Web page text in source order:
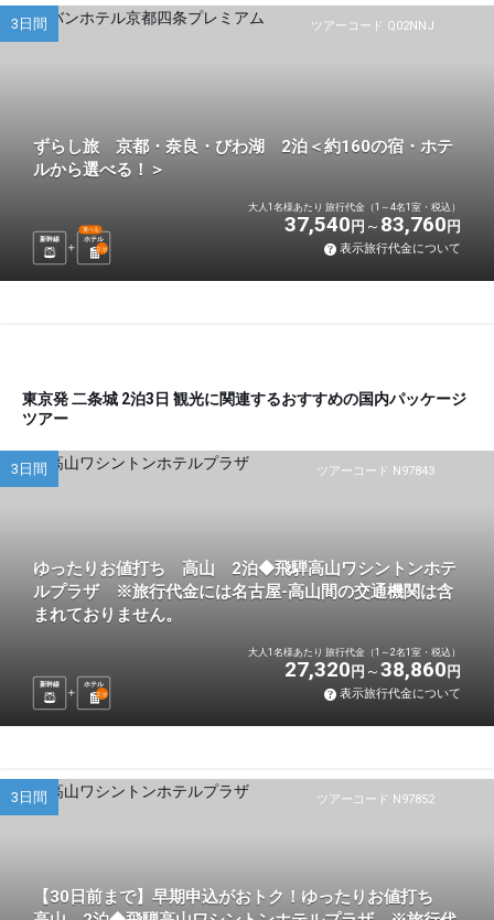
ツアーコード Q02NNJ
3日間
ずらし旅 京都・奈良・びわ湖 2泊＜約160の宿・ホテ
ルから選べる！＞
新幹線 ホテル
選べる
2泊
大人1名様あたり 旅行代金（1～4名1室・税込）
37,540 円 83,760 円
表示旅行代金について
東京発 二条城 2泊3日 観光に関連するおすすめの国内パッケージ
ツアー
ツアーコード N97843
3日間
ゆったりお値打ち 高山 2泊◆飛騨高山ワシントンホテ
ルプラザ ※旅行代金には名古屋-高山間の交通機関は含
まれておりません。
新幹線
ホテル
2泊
大人1名様あたり 旅行代金（1～2名1室・税込）
27,320 円 38,860 円
表示旅行代金について
ツアーコード N97852
3日間
【30日前まで】早期申込がおトク！ゆったりお値打ち